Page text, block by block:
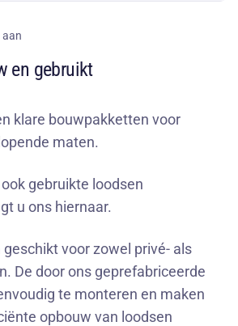
en gebruikt
klare bouwpakketten voor
maten.
gebruikte loodsen
u ons hiernaar.
geschikt voor zowel privé- als
De door ons geprefabriceerde
te monteren en maken
opbouw van loodsen